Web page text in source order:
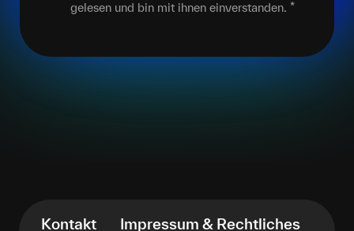
gelesen und bin mit ihnen einverstanden. *
Kontakt Impressum & Rechtliches